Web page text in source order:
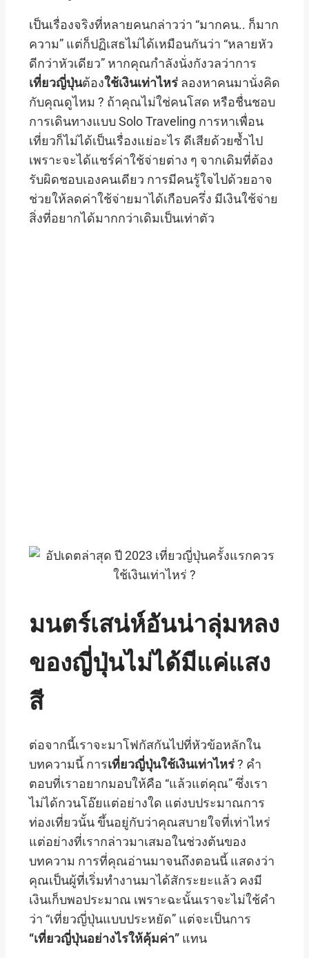
เป็นเรื่องจริงที่หลายคนกล่าวว่า “มากคน.. ก็มาก
ความ” แต่ก็ปฏิเสธไม่ได้เหมือนกันว่า “หลายหัว
ดีกว่าหัวเดียว” หากคุณกำลังนั่งกังวลว่าการ
เที่ยวญี่ปุ่นต้องใช้เงินเท่าไหร่ ลองหาคนมานั่งคิด
กับคุณดูไหม ? ถ้าคุณไม่ใช่คนโสด หรือชื่นชอบ
การเดินทางแบบ Solo Traveling การหาเพื่อน
เที่ยวก็ไม่ได้เป็นเรื่องแย่อะไร ดีเสียด้วยซ้ำไป
เพราะจะได้แชร์ค่าใช้จ่ายต่าง ๆ จากเดิมที่ต้อง
รับผิดชอบเองคนเดียว การมีคนรู้ใจไปด้วยอาจ
ช่วยให้ลดค่าใช้จ่ายมาได้เกือบครึ่ง มีเงินใช้จ่าย
สิ่งที่อยากได้มากกว่าเดิมเป็นเท่าตัว
มนตร์เสน่ห์อันน่าลุ่มหลง
ของญี่ปุ่นไม่ได้มีแค่แสง
สี
ต่อจากนี้เราจะมาโฟกัสกันไปที่หัวข้อหลักใน
บทความนี้ การเที่ยวญี่ปุ่นใช้เงินเท่าไหร่? คำ
ตอบที่เราอยากมอบให้คือ “แล้วแต่คุณ” ซึ่งเรา
ไม่ได้กวนโอ๊ยแต่อย่างใด แต่งบประมาณการ
ท่องเที่ยวนั้น ขึ้นอยู่กับว่าคุณสบายใจที่เท่าไหร่
แต่อย่างที่เรากล่าวมาเสมอในช่วงต้นของ
บทความ การที่คุณอ่านมาจนถึงตอนนี้ แสดงว่า
คุณเป็นผู้ที่เริ่มทำงานมาได้สักระยะแล้ว คงมี
เงินเก็บพอประมาณ เพราะฉะนั้นเราจะไม่ใช้คำ
ว่า “เที่ยวญี่ปุ่นแบบประหยัด” แต่จะเป็นการ
“เที่ยวญี่ปุ่นอย่างไรให้คุ้มค่า” แทน